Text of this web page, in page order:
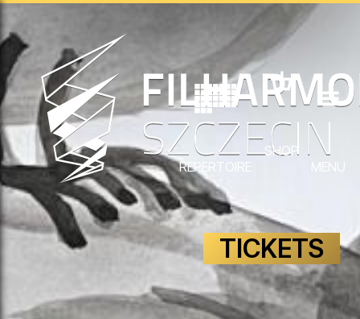
REPERTOIRE
SHOP
MENU
TICKETS